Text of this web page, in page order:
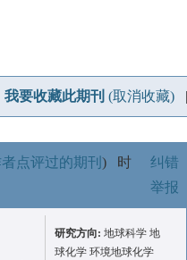
我要收藏此期刊 (取消收藏)
点评过的期刊 ) 时
纠错
举报
研究方向: 地球科学 地
球化学 环境地球化学